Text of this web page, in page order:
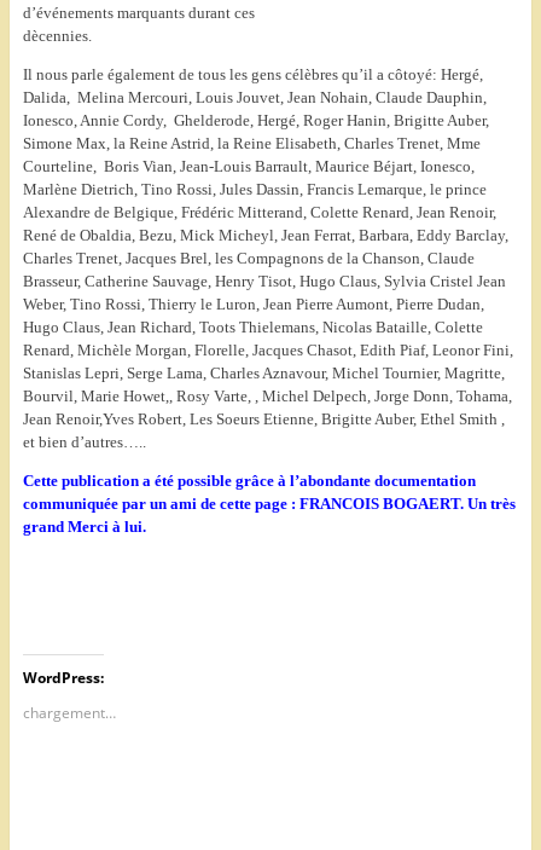
d’événements marquants durant ces
dècennies.
Il nous parle également de tous les gens célèbres qu’il a côtoyé: Hergé,
Dalida, Melina Mercouri, Louis Jouvet, Jean Nohain, Claude Dauphin,
Ionesco, Annie Cordy, Ghelderode, Hergé, Roger Hanin, Brigitte Auber,
Simone Max, la Reine Astrid, la Reine Elisabeth, Charles Trenet, Mme
Courteline, Boris Vian, Jean-Louis Barrault, Maurice Béjart, Ionesco,
Marlène Dietrich, Tino Rossi, Jules Dassin, Francis Lemarque, le prince
Alexandre de Belgique, Frédéric Mitterand, Colette Renard, Jean Renoir,
René de Obaldia, Bezu, Mick Micheyl, Jean Ferrat, Barbara, Eddy Barclay,
Charles Trenet, Jacques Brel, les Compagnons de la Chanson, Claude
Brasseur, Catherine Sauvage, Henry Tisot, Hugo Claus, Sylvia Cristel Jean
Weber, Tino Rossi, Thierry le Luron, Jean Pierre Aumont, Pierre Dudan,
Hugo Claus, Jean Richard, Toots Thielemans, Nicolas Bataille, Colette
Renard, Michèle Morgan, Florelle, Jacques Chasot, Edith Piaf, Leonor Fini,
Stanislas Lepri, Serge Lama, Charles Aznavour, Michel Tournier, Magritte,
Bourvil, Marie Howet,, Rosy Varte, , Michel Delpech, Jorge Donn, Tohama,
Jean Renoir,Yves Robert, Les Soeurs Etienne, Brigitte Auber, Ethel Smith ,
et bien d’autres…..
Cette publication a été possible grâce à l’abondante documentation
communiquée par un ami de cette page : FRANCOIS BOGAERT. Un très
grand Merci à lui.
WordPress:
chargement…